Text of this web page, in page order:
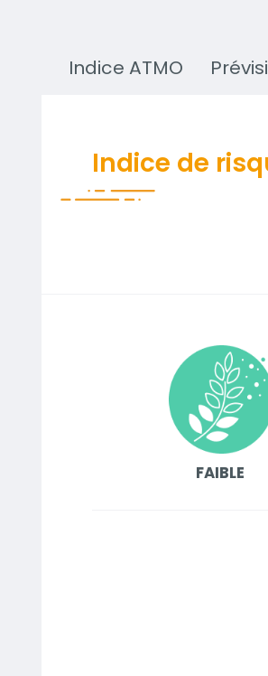
Indice ATMO
Indice de
FAIBLE